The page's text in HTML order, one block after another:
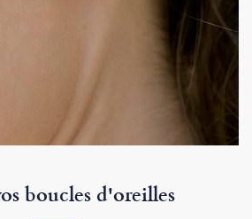
boucles d'oreilles